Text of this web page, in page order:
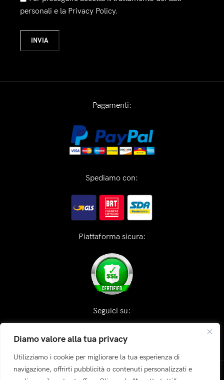
Diamo valore alla tua privacy
Utilizziamo i cookie per migliorare la tua esperienza di
navigazione, offrirti pubblicità o contenuti personalizzati e
personali e la Privacy Policy.
Pagamenti:
Spediamo con:
Piattaforma sicura:
Seguici su: